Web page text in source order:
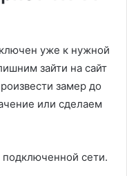
уже к нужной
зайти на сайт
замер до
или сделаем
подключенной сети.